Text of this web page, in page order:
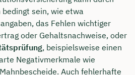
sein, wie etwa
das Fehlen wichtiger
oder Gehaltsnachweise, oder
, beispielsweise einen
Negativmerkmale wie
Auch fehlerhafte